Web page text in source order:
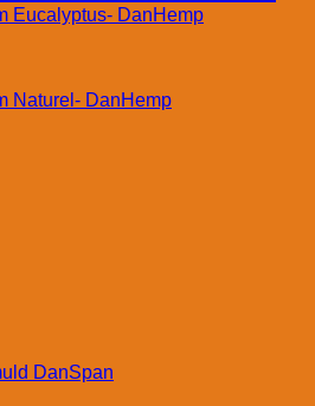
DanHemp
DanHemp
DanSpan